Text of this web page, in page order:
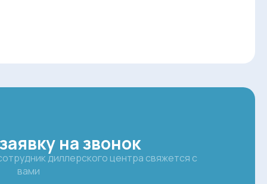
на звонок
диллерского центра свяжется с
вами